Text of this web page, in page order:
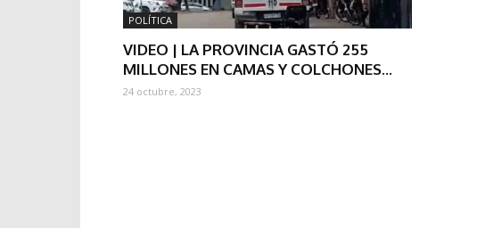
POLÍTICA
VIDEO | LA PROVINCIA GASTÓ 255
MILLONES EN CAMAS Y COLCHONES...
24 octubre, 2023